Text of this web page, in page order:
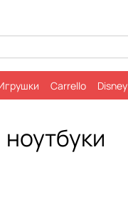
Carrello
Disney
информация